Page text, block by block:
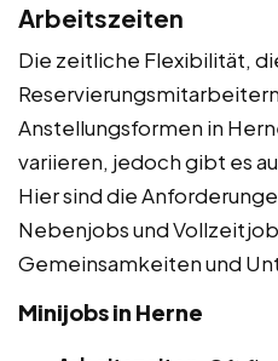
Arbeitszeiten
Die zeitliche Flexibilität,
Anstellungsformen in
variieren, jedoch gibt es
Hier sind die
Nebenjobs und
Gemeinsamkeiten und
Minijobs in Herne